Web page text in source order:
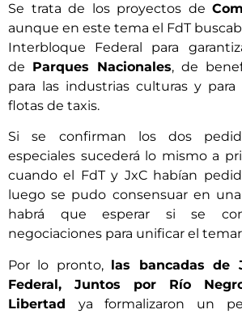
Se trata de los proyectos de
aunque en este tema el FdT
Interbloque Federal para
de Parques Nacionales, de
para las industrias culturas y
flotas de taxis.
Si se confirman los dos
especiales sucederá lo mismo a
cuando el FdT y JxC habían
luego se pudo consensuar en
habrá que esperar si se
negociaciones para unificar el
Por lo pronto, las bancadas de
Federal, Juntos por Río
Libertad ya formalizaron un